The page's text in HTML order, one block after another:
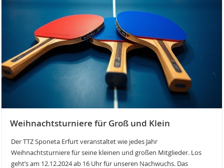
Weihnachtsturniere für Groß und Klein
Der TTZ Sponeta Erfurt veranstaltet wie jedes Jahr
Weihnachtsturniere für seine kleinen und großen Mitglieder. Los
geht’s am 12.12.2024 ab 16 Uhr für unseren Nachwuchs. Das